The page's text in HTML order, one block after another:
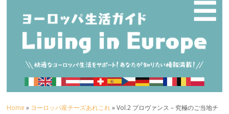
☰
Home » ヨーロッパ産チーズあれこれ» Vol.2 プロヴァンス – 究極のご当地チ